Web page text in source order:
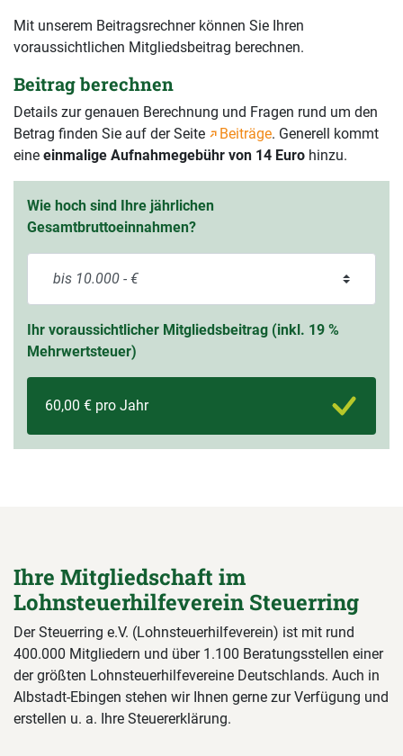
Mit unserem Beitragsrechner können Sie Ihren
voraussichtlichen Mitgliedsbeitrag berechnen.
Beitrag berechnen
Details zur genauen Berechnung und Fragen rund um den
Betrag finden Sie auf der Seite
Beiträge. Generell kommt
eine einmalige Aufnahmegebühr von 14 Euro hinzu.
Wie hoch sind Ihre jährlichen
Gesamtbruttoeinnahmen?
Ihr voraussichtlicher Mitgliedsbeitrag (inkl. 19 %
Mehrwertsteuer)
60,00 € pro Jahr
Ihre Mitgliedschaft im
Lohnsteuerhilfeverein Steuerring
Der Steuerring e.V. (Lohnsteuerhilfeverein) ist mit rund
400.000 Mitgliedern und über 1.100 Beratungsstellen einer
der größten Lohnsteuerhilfevereine Deutschlands. Auch in
Albstadt-Ebingen stehen wir Ihnen gerne zur Verfügung und
erstellen u. a. Ihre Steuererklärung.